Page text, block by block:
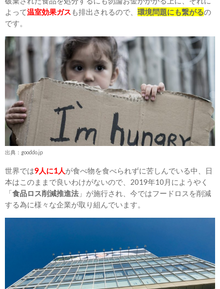
よって温室効果ガス も排出されるので、 環境問題にも繋がるの
です。
出典：gooddo.jp
世界では9人に1人が食べ物を食べられずに苦しんでいる中、日
本はこのままで良いわけがないので、2019年10月にようやく
「食品ロス削減推進法 」が施行され、今ではフードロスを削減
する為に様々な企業が取り組んでいます。